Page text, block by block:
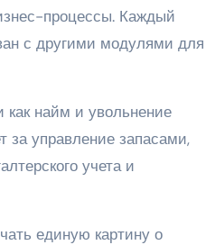
процессы. Каждый
с другими модулями для
найм и увольнение
за управление запасами,
учета и
единую картину о